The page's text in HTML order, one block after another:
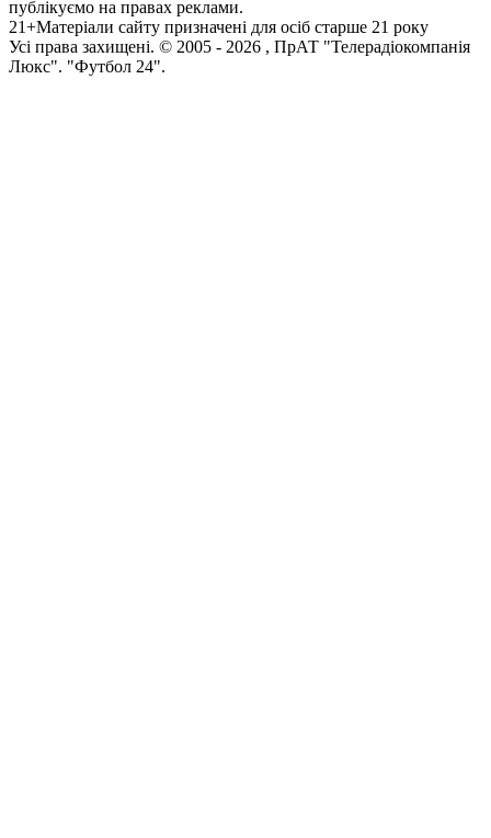
публікуємо на правах реклами.
21+Матеріали сайту призначені для осіб старше 21 року
Усi права захищенi. © 2005 - 2026 , ПрАТ "Телерадіокомпанія
Люкс". "Футбол 24".